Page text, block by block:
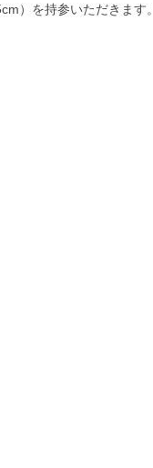
）を持参いただきます。